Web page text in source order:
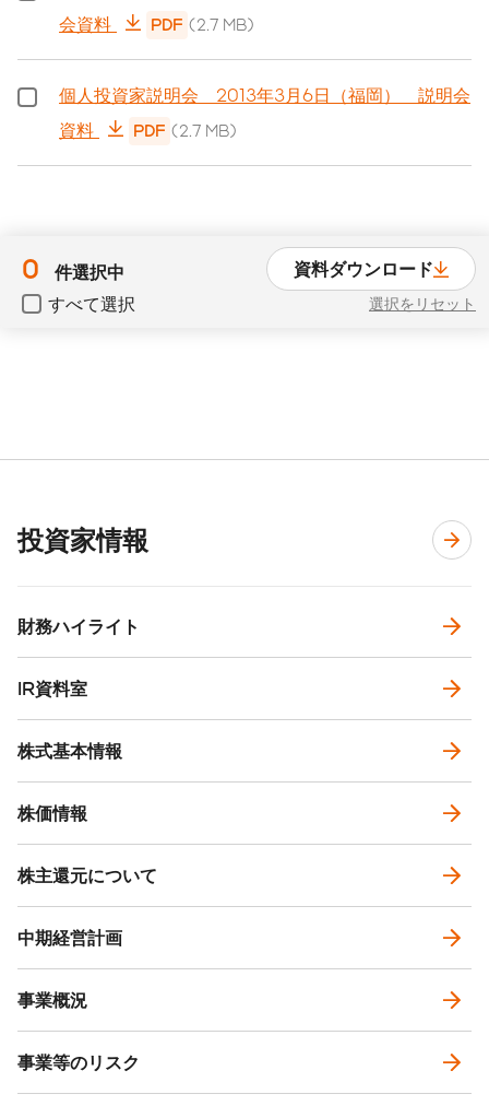
会資料
PDF (2.7 MB)
個人投資家説明会 2013年3月6日（福岡） 説明会
資料
PDF (2.7 MB)
0
件選択中
すべて選択
資料ダウンロード
選択をリセット
投資家情報
財務ハイライト
IR資料室
株式基本情報
株価情報
株主還元について
中期経営計画
事業概況
事業等のリスク